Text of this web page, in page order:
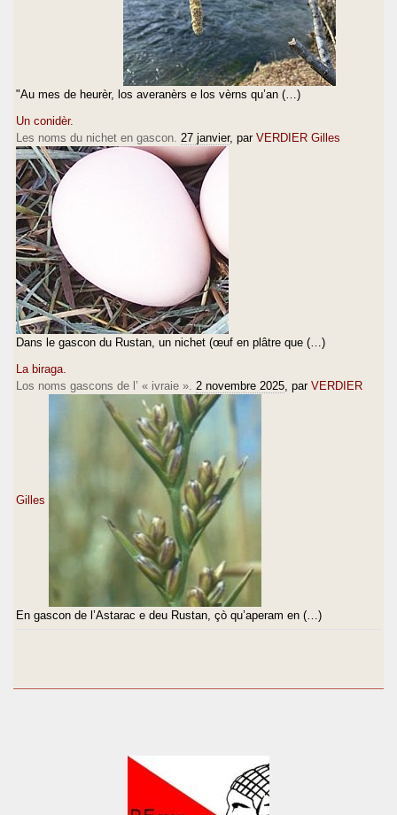
"Au mes de heurèr, los averanèrs e los vèrns qu’an (…)
Un conidèr.
Les noms du nichet en gascon. 27 janvier, par VERDIER Gilles
Dans le gascon du Rustan, un nichet (œuf en plâtre que (…)
La biraga.
Los noms gascons de l’ « ivraie ». 2 novembre 2025 , par VERDIER
Gilles
En gascon de l’Astarac e deu Rustan, çò qu’aperam en (…)